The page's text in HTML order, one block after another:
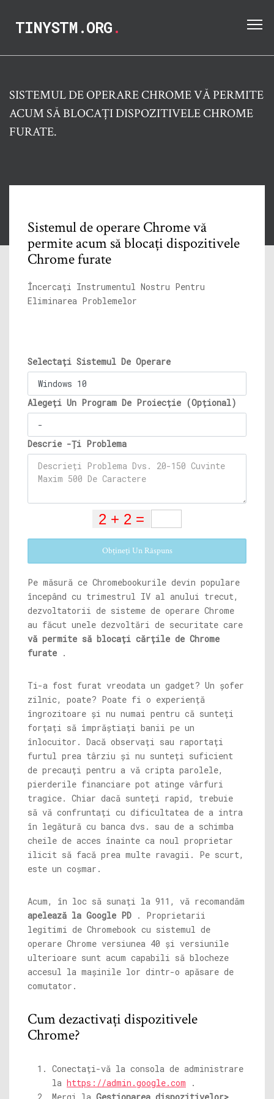
TINYSTM.ORG.
SISTEMUL DE OPERARE CHROME VĂ PERMITE
ACUM SĂ BLOCAȚI DISPOZITIVELE CHROME
FURATE.
Sistemul de operare Chrome vă
permite acum să blocați dispozitivele
Chrome furate
Încercați Instrumentul Nostru Pentru
Eliminarea Problemelor
Selectați Sistemul De Operare
Alegeți Un Program De Proiecție (Opțional)
Descrie -Ți Problema
Obțineți Un Răspuns
Pe măsură ce Chromebookurile devin populare
începând cu trimestrul IV al anului trecut,
dezvoltatorii de sisteme de operare Chrome
au făcut unele dezvoltări de securitate care
vă permite să blocați cărțile de Chrome
furate .
Ti-a fost furat vreodata un gadget? Un șofer
zilnic, poate? Poate fi o experiență
îngrozitoare și nu numai pentru că sunteți
forțați să împrăștiați banii pe un
înlocuitor. Dacă observați sau raportați
furtul prea târziu și nu sunteți suficient
de precauți pentru a vă cripta parolele,
pierderile financiare pot atinge vârfuri
tragice. Chiar dacă sunteți rapid, trebuie
să vă confruntați cu dificultatea de a intra
în legătură cu banca dvs. sau de a schimba
cheile de acces înainte ca noul proprietar
ilicit să facă prea multe ravagii. Pe scurt,
este un coșmar.
Acum, în loc să sunați la 911, vă recomandăm
apelează la Google PD . Proprietarii
legitimi de Chromebook cu sistemul de
operare Chrome versiunea 40 și versiunile
ulterioare sunt acum capabili să blocheze
accesul la mașinile lor dintr-o apăsare de
comutator.
Cum dezactivați dispozitivele
Chrome?
Conectați-vă la consola de administrare
la https://admin.google.com .